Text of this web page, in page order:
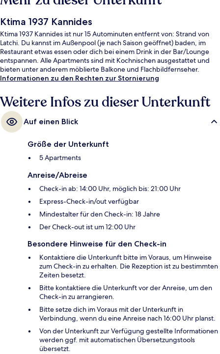
Ktima 1937 Kannides
Ktima 1937 Kannides ist nur 15 Autominuten entfernt von: Strand von
Latchi. Du kannst im Außenpool (je nach Saison geöffnet) baden, im
Restaurant etwas essen oder dich bei einem Drink in der Bar/Lounge
entspannen. Alle Apartments sind mit Kochnischen ausgestattet und
bieten unter anderem möblierte Balkone und Flachbildfernseher.
Informationen zu den Rechten zur Stornierung
Weitere Infos zu dieser Unterkunft
Auf einen Blick
Größe der Unterkunft
5 Apartments
Anreise/Abreise
Check-in ab: 14:00 Uhr, möglich bis: 21:00 Uhr
Express-Check-in/out verfügbar
Mindestalter für den Check-in: 18 Jahre
Der Check-out ist um 12:00 Uhr
Besondere Hinweise für den Check-in
Kontaktiere die Unterkunft bitte im Voraus, um Hinweise
zum Check-in zu erhalten. Die Rezeption ist zu bestimmten
Zeiten besetzt.
Bitte kontaktiere die Unterkunft vor der Anreise, um den
Check-in zu arrangieren.
Bitte setze dich im Voraus mit der Unterkunft in
Verbindung, wenn du eine Anreise nach 16:00 Uhr planst.
Von der Unterkunft zur Verfügung gestellte Informationen
werden ggf. mit automatischen Übersetzungstools
übersetzt.